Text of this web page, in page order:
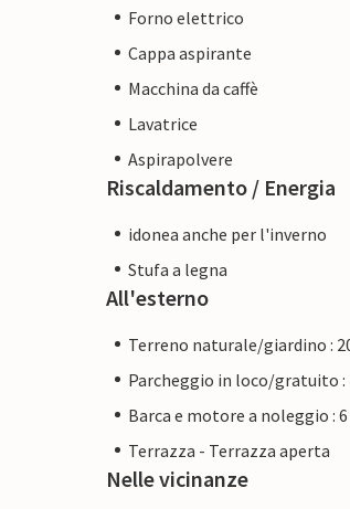
Forno elettrico
Cappa aspirante
Macchina da caffè
Lavatrice
Aspirapolvere
Riscaldamento / Energia
idonea anche per l'inverno
Stufa a legna
All'esterno
Terreno naturale/giardino :
Parcheggio in loco/gratuito :
Barca e motore a noleggio :
Terrazza - Terrazza aperta
Nelle vicinanze